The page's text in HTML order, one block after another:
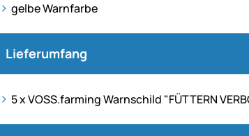
gelbe Warnfarbe
Lieferumfang
5 x VOSS.farming Warnschild "FÜTTERN